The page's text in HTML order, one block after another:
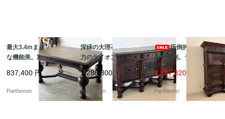
最大3.4mまで拡張可能
な機能美。重厚なバル
ボスレッグとライオン
彫刻が目を引くエクス
テンションテーブル【d
837,400 円
Parthenon
深緑の大理石天板と迫
力のライオン彫刻。重
厚な佇まいで空間を彩
る大型サイドボード【d
s23-10】
1,286,800円
Parthenon
圧倒的な風格と
細密彫刻。ライオンが
守る重厚な佇まいの大
型キャビネット【ds23
-11】
4,297,320 円
Parthenon